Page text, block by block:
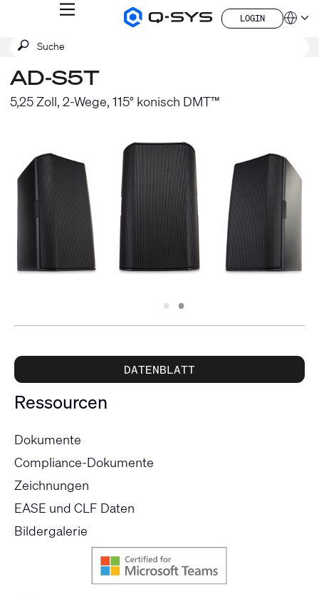
Q-
MENÜ
LOGIN
LOGIN
QSYS.com (English)
Deutsch
Español
Français
China (中文)
Suche
SUCHE
AD-S5T
5,25 Zoll, 2-Wege, 115° konisch DMT™
Slide
1 Slide
2
DATENBLATT
Ressourcen
Dokumente
Compliance-Dokumente
Zeichnungen
EASE und CLF Daten
Bildergalerie